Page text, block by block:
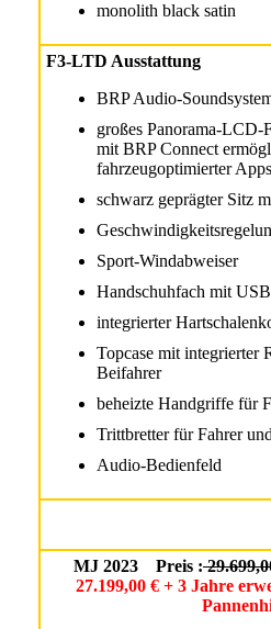
monolith black satin
F3-LTD Ausstattung
BRP Audio-
großes Panorama-
mit BRP Connect
fahrzeugoptimierter Apps
schwarz geprägter Sitz
Sport-Windabweiser
Handschuhfach mit
integrierter
Topcase mit integrierter
Beifahrer
beheizte Handgriffe für
Trittbretter für Fahrer
Audio-Bedienfeld
MJ 2023 Preis :
27.199,00 € + 3 Jahre